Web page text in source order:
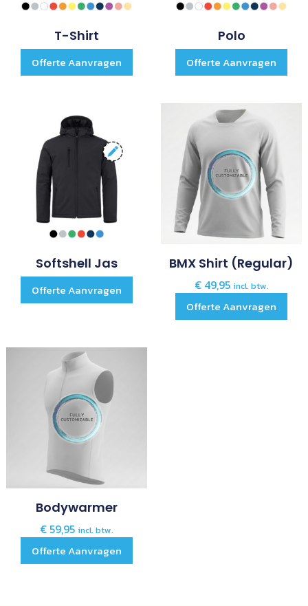
T-Shirt
Offerte Aanvragen
Polo
Offerte Aanvragen
Softshell Jas
Offerte Aanvragen
BMX Shirt (regular)
€49,95 incl. btw.
Offerte Aanvragen
Bodywarmer
€59,95 incl. btw.
Offerte Aanvragen